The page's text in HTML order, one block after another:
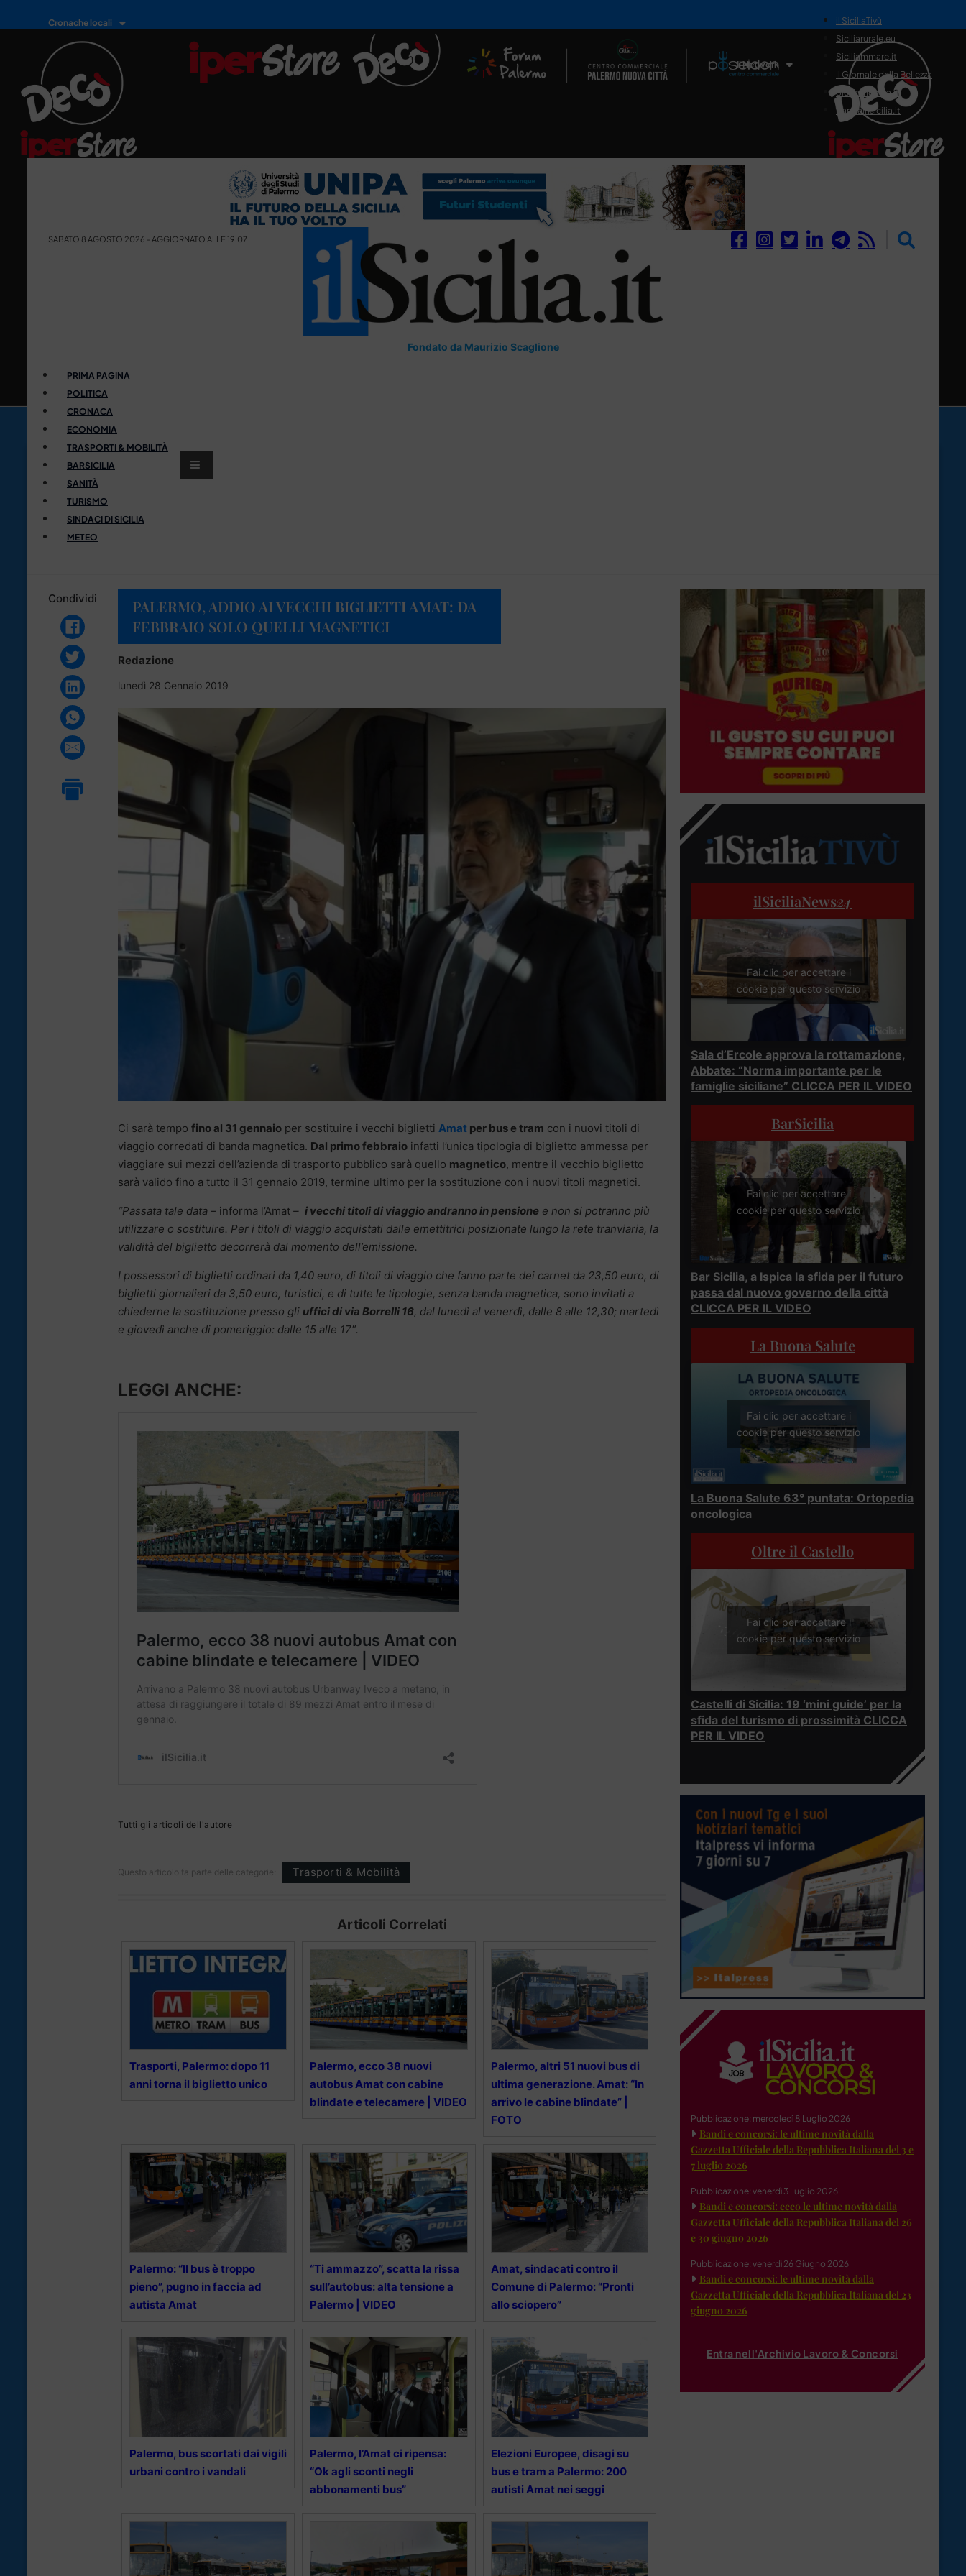
Cronache locali
Il Network
il SiciliaTivù
Siciliarurale.eu
Siciliammare.it
Il Giornale della Bellezza
Siciliamedica.it
Sanitainsicilia.it
SABATO 8 AGOSTO 2026 - AGGIORNATO ALLE 19:07
Fondato da Maurizio Scaglione
PRIMA PAGINA
POLITICA
CRONACA
ECONOMIA
TRASPORTI & MOBILITÀ
BARSICILIA
SANITÀ
TURISMO
SINDACI DI SICILIA
METEO
Condividi
PALERMO, ADDIO AI VECCHI BIGLIETTI AMAT: DA
FEBBRAIO SOLO QUELLI MAGNETICI
Redazione
lunedì 28 Gennaio 2019
Ci sarà tempo fino al 31 gennaio per sostituire i vecchi biglietti Amat per bus e tram con i nuovi titoli di
viaggio corredati di banda magnetica. Dal primo febbraio infatti l’unica tipologia di biglietto ammessa per
viaggiare sui mezzi dell’azienda di trasporto pubblico sarà quello magnetico, mentre il vecchio biglietto
sarà valido fino a tutto il 31 gennaio 2019, termine ultimo per la sostituzione con i nuovi titoli magnetici.
“Passata tale data – informa l’Amat – i vecchi titoli di viaggio andranno in pensione e non si potranno più
utilizzare o sostituire. Per i titoli di viaggio acquistati dalle emettitrici posizionate lungo la rete tranviaria, la
validità del biglietto decorrerà dal momento dell’emissione.
I possessori di biglietti ordinari da 1,40 euro, di titoli di viaggio che fanno parte dei carnet da 23,50 euro, di
biglietti giornalieri da 3,50 euro, turistici, e di tutte le tipologie, senza banda magnetica, sono invitati a
chiederne la sostituzione presso gli uffici di via Borrelli 16, dal lunedì al venerdì, dalle 8 alle 12,30; martedì
e giovedì anche di pomeriggio: dalle 15 alle 17″.
LEGGI ANCHE:
Tutti gli articoli dell'autore
Questo articolo fa parte delle categorie: Trasporti & Mobilità
Articoli Correlati
Trasporti, Palermo: dopo 11
anni torna il biglietto unico
Palermo, ecco 38 nuovi
autobus Amat con cabine
blindate e telecamere | VIDEO
Palermo, altri 51 nuovi bus di
ultima generazione. Amat: “In
arrivo le cabine blindate” |
FOTO
Palermo: “Il bus è troppo
pieno”, pugno in faccia ad
autista Amat
“Ti ammazzo”, scatta la rissa
sull’autobus: alta tensione a
Palermo | VIDEO
Amat, sindacati contro il
Comune di Palermo: “Pronti
allo sciopero”
Palermo, bus scortati dai vigili
urbani contro i vandali
Palermo, l’Amat ci ripensa:
“Ok agli sconti negli
abbonamenti bus”
Elezioni Europee, disagi su
bus e tram a Palermo: 200
autisti Amat nei seggi
ilSiciliaNews24
Fai clic per accettare i
cookie per questo servizio
Sala d’Ercole approva la rottamazione,
Abbate: “Norma importante per le
famiglie siciliane” CLICCA PER IL VIDEO
BarSicilia
Fai clic per accettare i
cookie per questo servizio
Bar Sicilia, a Ispica la sfida per il futuro
passa dal nuovo governo della città
CLICCA PER IL VIDEO
La Buona Salute
Fai clic per accettare i
cookie per questo servizio
La Buona Salute 63° puntata: Ortopedia
oncologica
Oltre il Castello
Fai clic per accettare i
cookie per questo servizio
Castelli di Sicilia: 19 ‘mini guide’ per la
sfida del turismo di prossimità CLICCA
PER IL VIDEO
Pubblicazione: mercoledì 8 Luglio 2026
Bandi e concorsi: le ultime novità dalla
Gazzetta Ufficiale della Repubblica Italiana del 3 e
7 luglio 2026
Pubblicazione: venerdì 3 Luglio 2026
Bandi e concorsi: ecco le ultime novità dalla
Gazzetta Ufficiale della Repubblica Italiana del 26
e 30 giugno 2026
Pubblicazione: venerdì 26 Giugno 2026
Bandi e concorsi: le ultime novità dalla
Gazzetta Ufficiale della Repubblica Italiana del 23
giugno 2026
Entra nell'Archivio Lavoro & Concorsi